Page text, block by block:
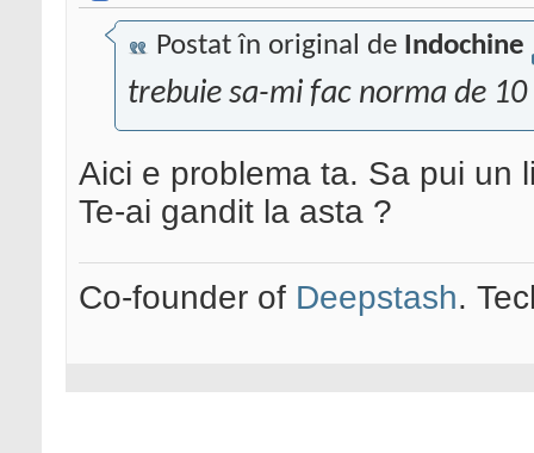
Postat în original de Indochine
trebuie sa-mi fac norma de
Aici e problema ta. Sa pui un
Te-ai gandit la asta ?
Co-founder of Deepstash.